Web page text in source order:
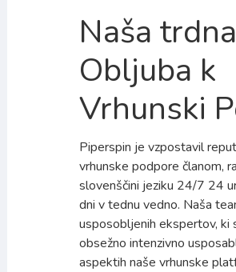
Naša trdna
Obljuba k
Vrhunski
Piperspin je vzpostavil
vrhunske podpore članom,
slovenščini jeziku 24/7 24
dni v tednu vedno. Naša
usposobljenih ekspertov, ki
obsežno intenzivno
aspektih naše vrhunske